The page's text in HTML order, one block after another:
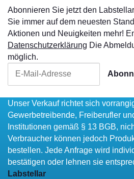
Abonnieren Sie jetzt den
Sie immer auf dem neuesten
Aktionen und Neuigkeiten mehr!
Datenschutzerklärung Die
möglich.
Unser Verkauf richtet sich
Gewerbetreibende, Freiberufler
Institutionen gemäß § 13 BGB,
Verbraucher können jedoch
bestellen. Jede Anfrage wird
bestätigen oder lehnen sie
Labstellar